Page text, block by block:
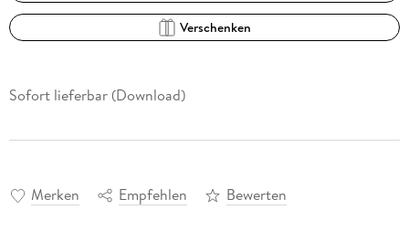
Verschenken
Sofort lieferbar (Download)
Merken Empfehlen Bewerten